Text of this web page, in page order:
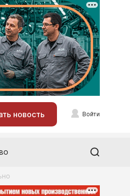
новость Войти